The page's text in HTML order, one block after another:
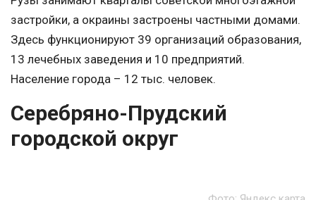
застройки, а окраины застроены частными домами.
Здесь функционируют 39 организаций образования,
13 лечебных заведения и 10 предприятий.
Население города – 12 тыс. человек.
Серебряно-Прудский
городской округ